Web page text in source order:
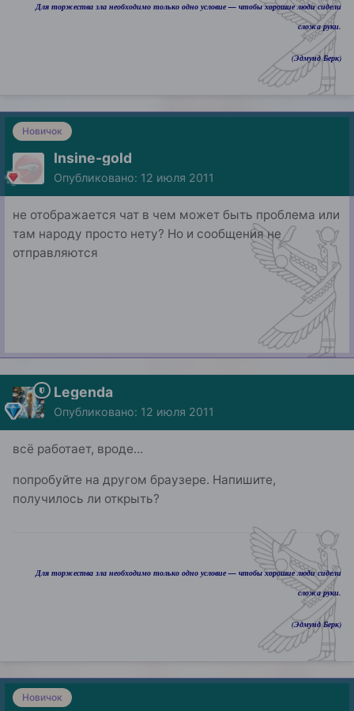
Для торжества зла необходимо только одно условие — чтобы хорошие люди сидели
сложа руки.
(Эдмунд Берк)
Новичок
Insine-gold
Опубликовано: 12 июля 2011
не отображается чат в чем может быть проблема или
там народу просто нету? Но и сообщения не
отправляются
Legenda
Опубликовано: 12 июля 2011
всё работает, вроде...
попробуйте на другом браузере. Напишите,
получилось ли открыть?
Для торжества зла необходимо только одно условие — чтобы хорошие люди сидели
сложа руки.
(Эдмунд Берк)
Новичок